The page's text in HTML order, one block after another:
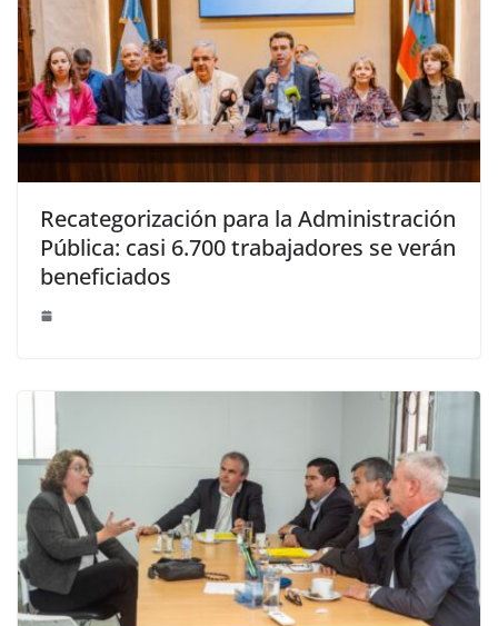
Recategorización para la Administración
Pública: casi 6.700 trabajadores se verán
beneficiados